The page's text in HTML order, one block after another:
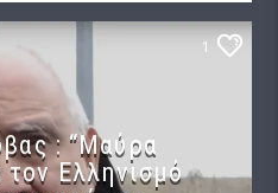
1
: “Μαύρα
τον Ελληνισμό